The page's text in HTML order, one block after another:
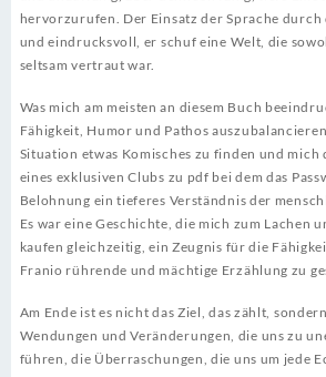
hervorzurufen. Der Einsatz der Sprache
und eindrucksvoll, er schuf eine Welt, die
seltsam vertraut war.
Was mich am meisten an diesem Buch
Fähigkeit, Humor und Pathos
Situation etwas Komisches zu finden und mich
eines exklusiven Clubs zu pdf bei dem das
Belohnung ein tieferes Verständnis der
Es war eine Geschichte, die mich zum Lachen
kaufen gleichzeitig, ein Zeugnis für die
Franio rührende und mächtige Erzählung zu
Am Ende ist es nicht das Ziel, das zählt,
Wendungen und Veränderungen, die uns zu
führen, die Überraschungen, die uns um jede